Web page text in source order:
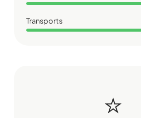
Transports
⭐